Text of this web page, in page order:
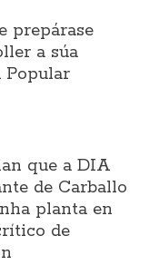
prepárase
a súa
Popular
que a DIA
de Carballo
planta en
de